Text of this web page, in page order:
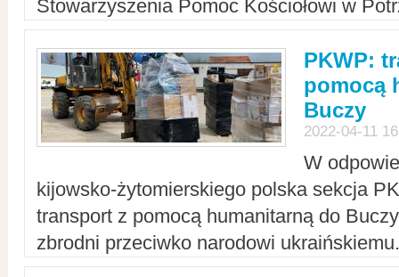
Stowarzyszenia Pomoc Kościołowi w
PKWP:
pomocą
Buczy
2022-04-11
W
kijowsko-żytomierskiego polska sekcja
transport z pomocą humanitarną do
zbrodni przeciwko narodowi